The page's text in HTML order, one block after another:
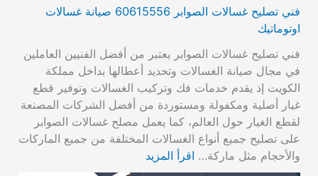
فني تصليح غسالات الصوابر 60615556 صيانة غسالات
اوتوماتيك
فني تصليح غسالات الصوابر يعتبر من أفضل الفنيين العاملين
في مجال صيانة الغسالات وتحديد أعطالها بداخل مملكة
الكويت إذ يقدم خدمات فك وتركيب الغسالات وتوفير قطع
غيار أصلية ومكفولة ومستوردة من أفضل الشركات المصنعة
لقطع الغيار حول العالم، كما يعمل مصلح غسالات الصوابر
على تصليح جميع أنواع الغسالات المختلفة من جميع الماركات
والأحجام مثل ماركة… اقرأ المزيد